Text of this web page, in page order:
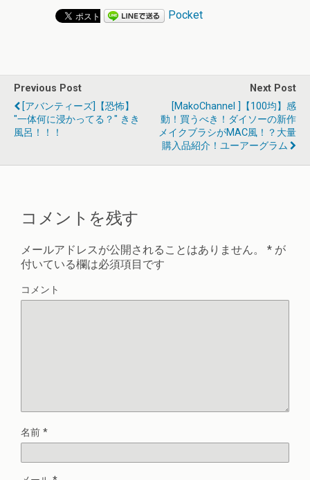
Pocket
Previous Post
[アバンティーズ]【恐怖】
"一体何に浸かってる？" きき
風呂！！！
Next Post
[MakoChannel ]【100均】感
動！買うべき！ダイソーの新作
メイクブラシがMAC風！？大量
購入品紹介！ユーアーグラム
コメントを残す
メールアドレスが公開されることはありません。 * が
付いている欄は必須項目です
コメント
名前 *